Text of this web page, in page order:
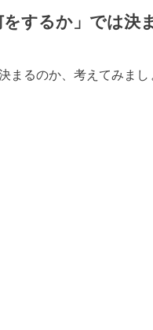
するか」では決
まるのか、考えてみまし